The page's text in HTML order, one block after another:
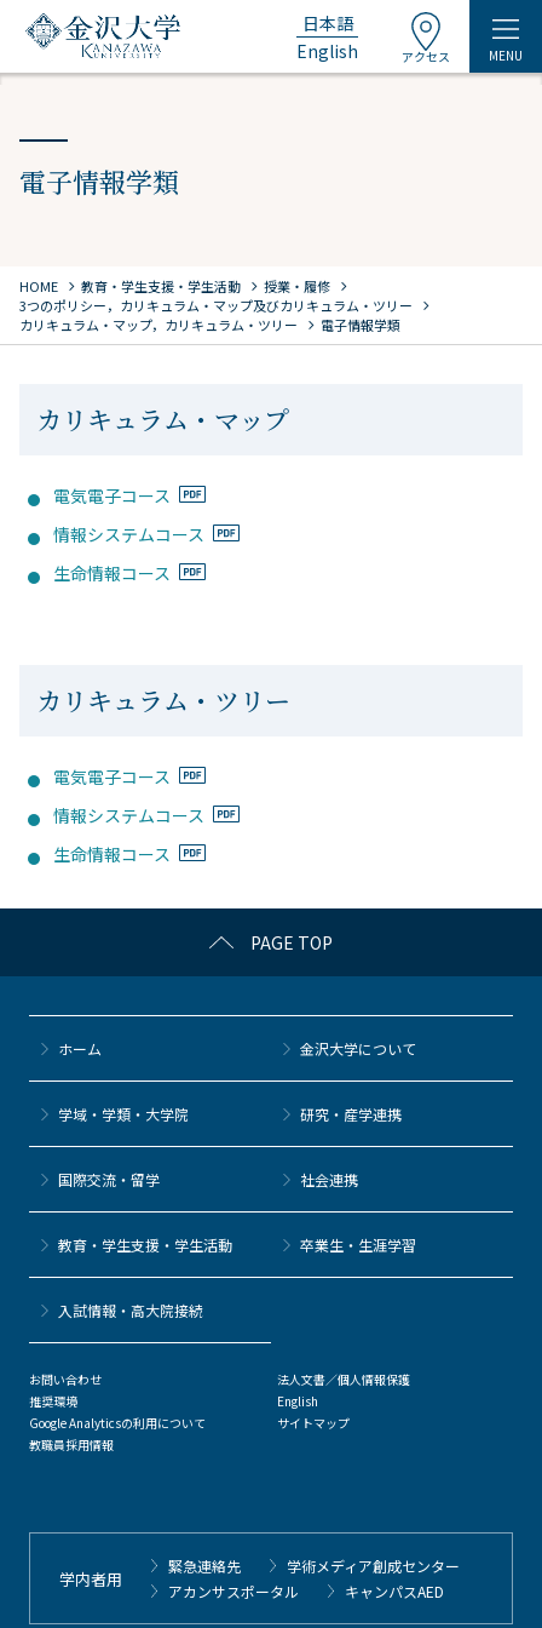
日本語
English
アクセス MENU
電子情報学類
HOME chevron_right 教育・学生支援・学生活動 chevron_right 授業・履修 chevron_right
3つのポリシー，カリキュラム・マップ及びカリキュラム・ツリー chevron_right
カリキュラム・マップ，カリキュラム・ツリー chevron_right 電子情報学類
カリキュラム・マップ
電気電子コース
情報システムコース
生命情報コース
カリキュラム・ツリー
電気電子コース
情報システムコース
生命情報コース
PAGE TOP
ホーム 金沢大学について
学域・学類・大学院 研究・産学連携
国際交流・留学 社会連携
教育・学生支援・学生活動 卒業生・生涯学習
⼊試情報・高大院接続
お問い合わせ
推奨環境
Google Analyticsの利用について
教職員採用情報
法人文書／個人情報保護
English
サイトマップ
学内者用
緊急連絡先
学術メディア創成センター
アカンサスポータル
キャンパスAED